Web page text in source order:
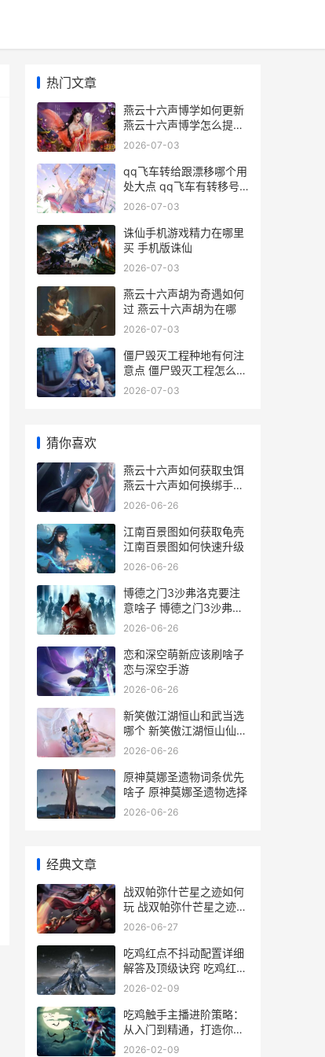
热门文章
燕云十六声博学如何更新
燕云十六声博学怎么提升
最快2024
2026-07-03
qq飞车转给跟漂移哪个用
处大点 qq飞车有转移号
吗
2026-07-03
诛仙手机游戏精力在哪里
买 手机版诛仙
2026-07-03
燕云十六声胡为奇遇如何
过 燕云十六声胡为在哪
2026-07-03
僵尸毁灭工程种地有何注
意点 僵尸毁灭工程怎么耕
种
2026-07-03
猜你喜欢
燕云十六声如何获取虫饵
燕云十六声如何换绑手机
号
2026-06-26
江南百景图如何获取龟壳
江南百景图如何快速升级
2026-06-26
博德之门3沙弗洛克要注
意啥子 博德之门3沙弗洛
克在哪
2026-06-26
恋和深空萌新应该刷啥子
恋与深空手游
2026-06-26
新笑傲江湖恒山和武当选
哪个 新笑傲江湖恒山仙容
现
2026-06-26
原神莫娜圣遗物词条优先
啥子 原神莫娜圣遗物选择
2026-06-26
经典文章
战双帕弥什芒星之迹如何
玩 战双帕弥什芒星之迹意
识共鸣
2026-06-27
吃鸡红点不抖动配置详细
解答及顶级诀窍 吃鸡红点
抖动特别厉害
2026-02-09
吃鸡触手主播进阶策略：
从入门到精通，打造你的
直播帝国 触手tv吃鸡认证
2026-02-09